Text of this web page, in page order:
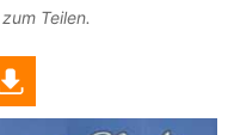
Teilen.